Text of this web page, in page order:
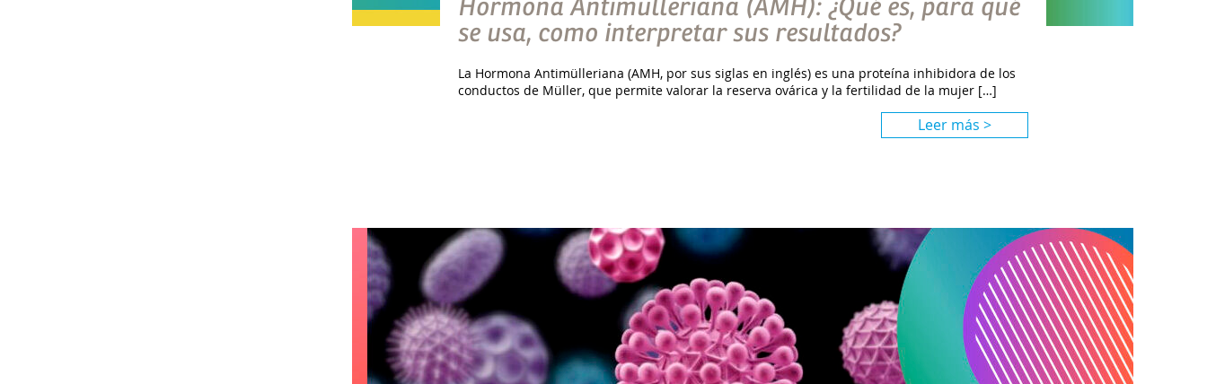
Hormona Antimülleriana (AMH): ¿Qué es, para qué
se usa, como interpretar sus resultados?
La Hormona Antimülleriana (AMH, por sus siglas en inglés) es una proteína inhibidora de los
conductos de Müller, que permite valorar la reserva ovárica y la fertilidad de la mujer […]
Leer más >